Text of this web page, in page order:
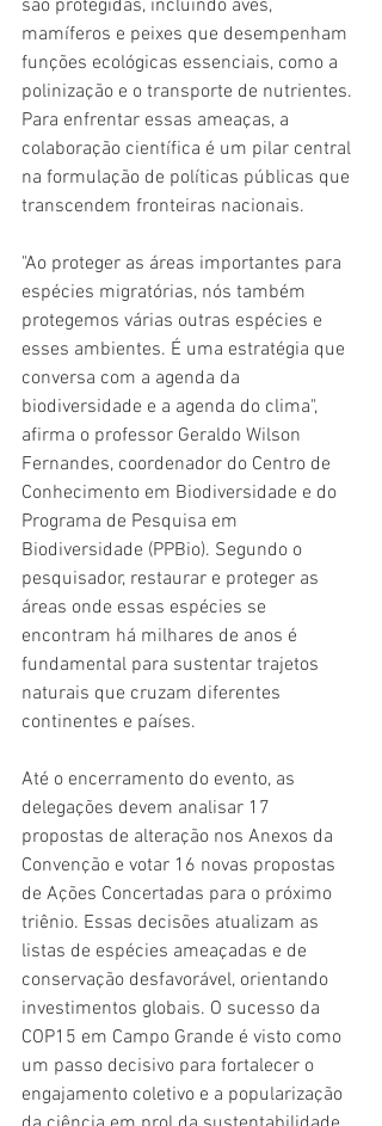
são protegidas, incluindo aves,
mamíferos e peixes que desempenham
funções ecológicas essenciais, como a
polinização e o transporte de nutrientes.
Para enfrentar essas ameaças, a
colaboração científica é um pilar central
na formulação de políticas públicas que
transcendem fronteiras nacionais.
"Ao proteger as áreas importantes para
espécies migratórias, nós também
protegemos várias outras espécies e
esses ambientes. É uma estratégia que
conversa com a agenda da
biodiversidade e a agenda do clima",
afirma o professor Geraldo Wilson
Fernandes, coordenador do Centro de
Conhecimento em Biodiversidade e do
Programa de Pesquisa em
Biodiversidade (PPBio). Segundo o
pesquisador, restaurar e proteger as
áreas onde essas espécies se
encontram há milhares de anos é
fundamental para sustentar trajetos
naturais que cruzam diferentes
continentes e países.
Até o encerramento do evento, as
delegações devem analisar 17
propostas de alteração nos Anexos da
Convenção e votar 16 novas propostas
de Ações Concertadas para o próximo
triênio. Essas decisões atualizam as
listas de espécies ameaçadas e de
conservação desfavorável, orientando
investimentos globais. O sucesso da
COP15 em Campo Grande é visto como
um passo decisivo para fortalecer o
engajamento coletivo e a popularização